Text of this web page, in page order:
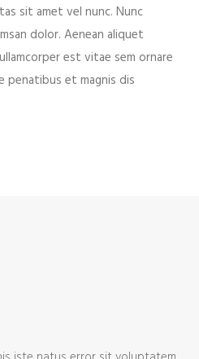
sit amet vel nunc. Nunc
dolor. Aenean aliquet
est vitae sem ornare
penatibus et magnis dis